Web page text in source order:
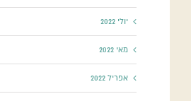
יולי 2022
מאי 2022
אפריל 2022